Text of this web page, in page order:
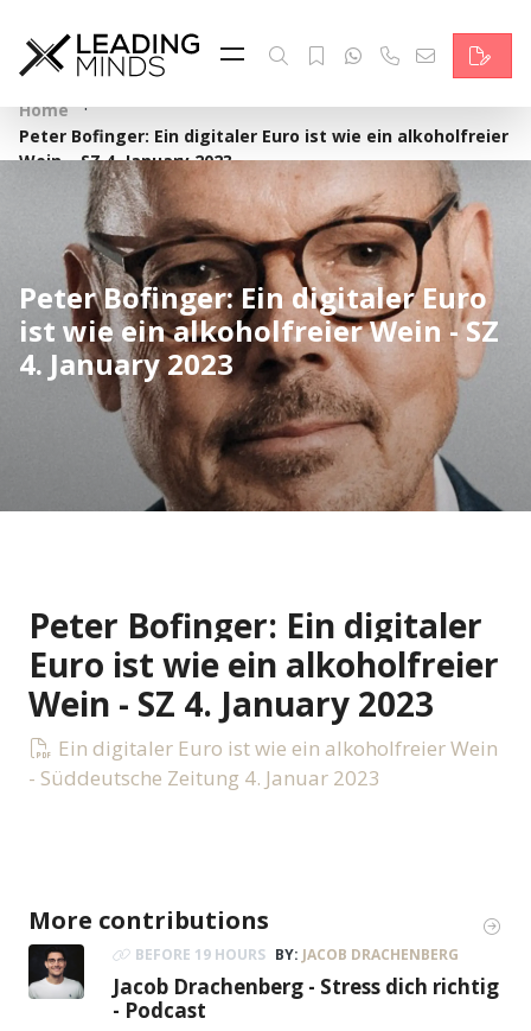
Feed
Reading Minds
Topics
Services
Who we are
Contact
Deutsch
Home ·
Peter Bofinger: Ein digitaler Euro ist wie ein alkoholfreier
Wein – SZ 4. January 2023
Peter Bofinger: Ein digitaler Euro
ist wie ein alkoholfreier Wein - SZ
4. January 2023
Peter Bofinger: Ein digitaler
Euro ist wie ein alkoholfreier
Wein - SZ 4. January 2023
Ein digitaler Euro ist wie ein alkoholfreier Wein
- Süddeutsche Zeitung 4. Januar 2023
More contributions
BEFORE 19 HOURS BY: JACOB DRACHENBERG
Jacob Drachenberg - Stress dich richtig
- Podcast